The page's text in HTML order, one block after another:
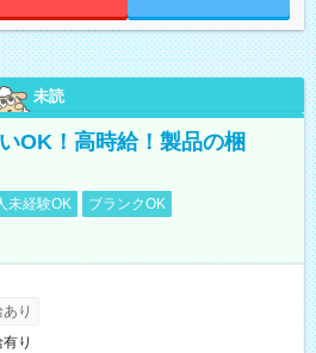
未読
OK！高時給！製品の梱
未経験OK
ブランクOK
り
り